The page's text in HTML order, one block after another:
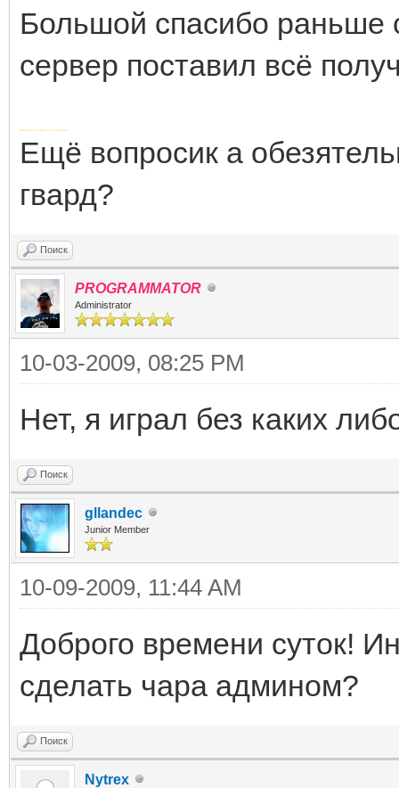
Большой спасибо раньше
сервер поставил всё
Добавлено через 2 часа 25 минут
Ещё вопросик а
гвард?
Поиск
PROGRAMMATOR
Administrator
10-03-2009, 08:25 PM
Нет, я играл без каких
Поиск
gllandec
Junior Member
10-09-2009, 11:44 AM
Доброго времени суток!
сделать чара админом?
Поиск
Nytrex